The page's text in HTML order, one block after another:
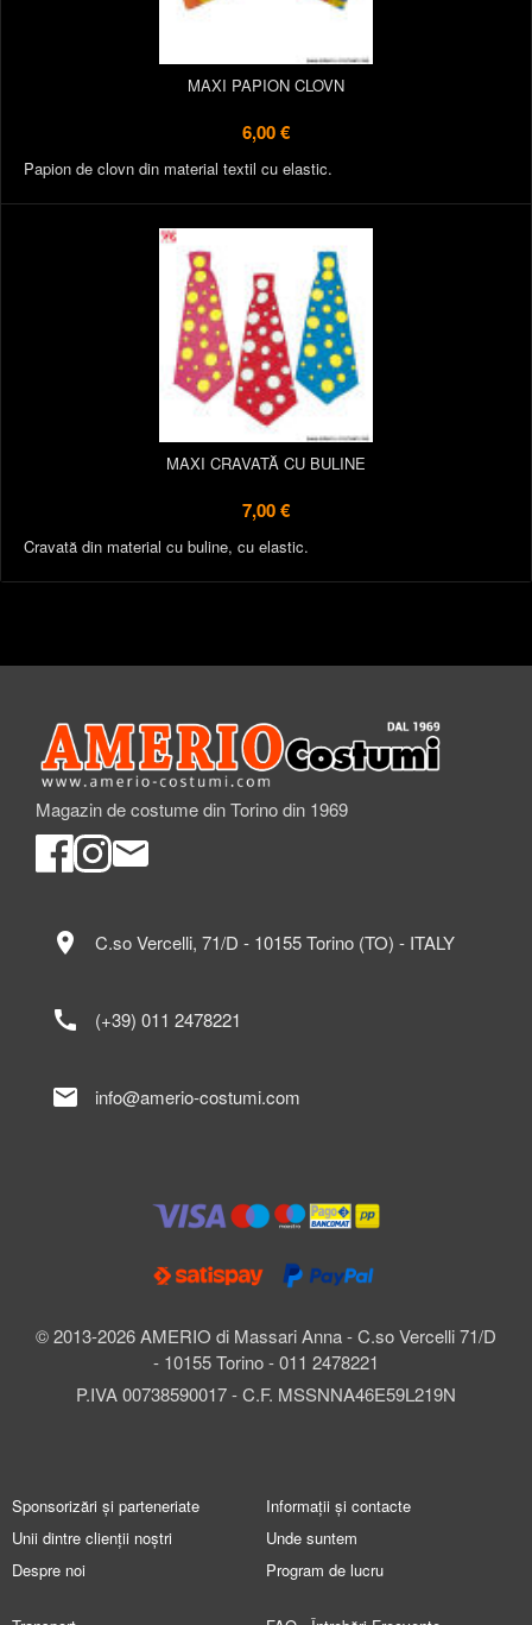
MAXI PAPION CLOVN
6,00 €
Papion de clovn din material textil cu elastic.
MAXI CRAVATĂ CU BULINE
7,00 €
Cravată din material cu buline, cu elastic.
Magazin de costume din Torino din 1969
© 2013-2026 AMERIO di Massari Anna - C.so Vercelli 71/D
- 10155 Torino - 011 2478221
P.IVA 00738590017 - C.F. MSSNNA46E59L219N
location_on C.so Vercelli, 71/D - 10155 Torino (TO) - ITALY
call (+39) 011 2478221
mail info@amerio-costumi.com
Sponsorizări și parteneriate
Unii dintre clienții noștri
Despre noi
Informații și contacte
Unde suntem
Program de lucru